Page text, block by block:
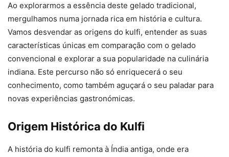
Ao explorarmos a essência deste gelado tradicional,
mergulhamos numa jornada rica em história e cultura.
Vamos desvendar as origens do kulfi, entender as suas
características únicas em comparação com o gelado
convencional e explorar a sua popularidade na culinária
indiana. Este percurso não só enriquecerá o seu
conhecimento, como também aguçará o seu paladar para
novas experiências gastronómicas.
Origem Histórica do Kulfi
A história do kulfi remonta à Índia antiga, onde era